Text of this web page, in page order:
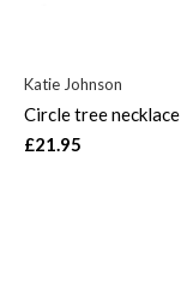
Katie Johnson
Circle tree necklace
£21.95